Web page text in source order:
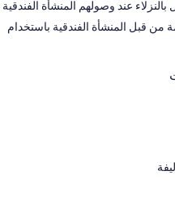
عند وصولهم المنشأة الفندقية
من قبل المنشأة الفندقية باستخدام